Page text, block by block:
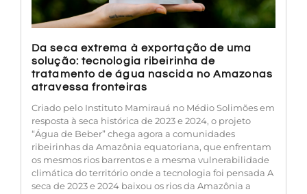
Da seca extrema à exportação de uma
solução: tecnologia ribeirinha de
tratamento de água nascida no Amazonas
atravessa fronteiras
Criado pelo Instituto Mamirauá no Médio Solimões em
resposta à seca histórica de 2023 e 2024, o projeto
“Água de Beber” chega agora a comunidades
ribeirinhas da Amazônia equatoriana, que enfrentam
os mesmos rios barrentos e a mesma vulnerabilidade
climática do território onde a tecnologia foi pensada A
seca de 2023 e 2024 baixou os rios da Amazônia a